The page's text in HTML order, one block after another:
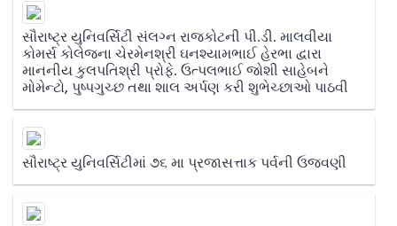
સૌરાષ્ટ્ર યુનિવર્સિટી સંલગ્ન રાજકોટની પી.ડી. માલવીયા
કોમર્સ કોલેજના ચેરમેનશ્રી ઘનશ્યામભાઈ હેરભા દ્વારા
માનનીય કુલપતિશ્રી પ્રોફે. ઉત્પલભાઈ જોશી સાહેબને
મોમેન્ટો, પુષ્પગુચ્છ તથા શાલ અર્પણ કરી શુભેચ્છાઓ પાઠવી
સૌરાષ્ટ્ર યુનિવર્સિટીમાં ૭૬ મા પ્રજાસત્તાક પર્વની ઉજવણી